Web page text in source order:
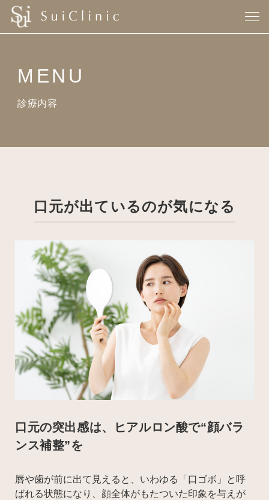
MENU
診療内容
口元が出ているのが気になる
口元の突出感は、ヒアルロン酸で“顔バラ
ンス補整”を
唇や歯が前に出て見えると、いわゆる「口ゴボ」と呼
ばれる状態になり、顔全体がもたついた印象を与えが